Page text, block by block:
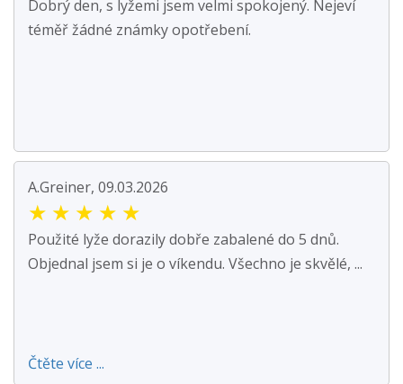
Dobrý den, s lyžemi jsem velmi spokojený. Nejeví
téměř žádné známky opotřebení.
A.Greiner, 09.03.2026
★ ★ ★ ★ ★
Použité lyže dorazily dobře zabalené do 5 dnů.
Objednal jsem si je o víkendu. Všechno je skvělé, ...
Čtěte více ...